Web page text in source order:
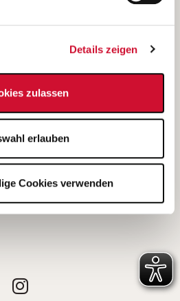
Details zeigen
zulassen
erlauben
Cookies verwenden